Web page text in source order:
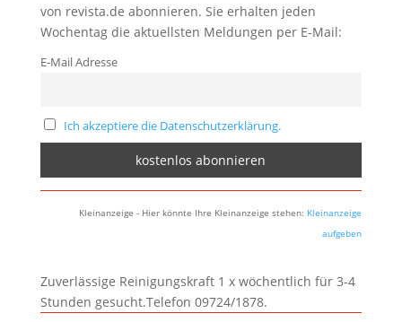
von revista.de abonnieren. Sie erhalten jeden
Wochentag die aktuellsten Meldungen per E-Mail:
E-Mail Adresse
Ich akzeptiere die Datenschutzerklärung.
Kleinanzeige - Hier könnte Ihre Kleinanzeige stehen: Kleinanzeige
aufgeben
Zuverlässige Reinigungskraft 1 x wöchentlich für 3-4
Stunden gesucht.Telefon 09724/1878.